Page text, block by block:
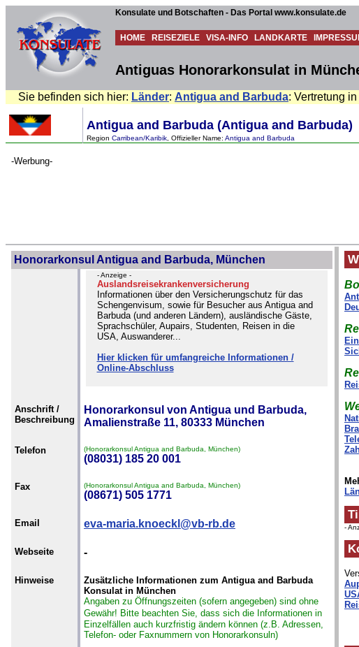
Konsulate und Botschaften - Das Portal www.konsulate.de
HOME REISEZIELE VISA-INFO LANDKARTE
Antiguas Honorarkonsulat in
Sie befinden sich hier: Länder: Antigua and Barbuda: Vertretung in
Antigua and Barbuda (Antigua and Barbuda)
Region Carribean/Karibik , Offizieller Name: Antigua and Barbuda
-Werbung-
Honorarkonsul Antigua and Barbuda, München
- Anzeige -
Auslandsreisekrankenversicherung
Informationen über den Versicherungschutz für das
Schengenvisum, sowie für Besucher aus Antigua and
Barbuda (und anderen Ländern), ausländische Gäste,
Sprachschüler, Aupairs, Studenten, Reisen in die
USA, Auswanderer...
Hier klicken für umfangreiche Informationen /
Online-Abschluss
Anschrift /
Beschreibung
Honorarkonsul von Antigua und Barbuda,
Amalienstraße 11, 80333 München
Telefon (Honorarkonsul Antigua and Barbuda, München)
(08031) 185 20 001
Fax (Honorarkonsul Antigua and Barbuda, München)
(08671) 505 1771
Email eva-maria.knoeckl@vb-rb.de
Webseite -
Hinweise
Zusätzliche Informationen zum Antigua and Barbuda
Konsulat in München
Angaben zu Öffnungszeiten (sofern angegeben) sind ohne
Gewähr! Bitte beachten Sie, dass sich die Informationen in
Einzelfällen auch kurzfristig ändern können (z.B. Adressen,
Telefon- oder Faxnummern von Honorarkonsuln)
-